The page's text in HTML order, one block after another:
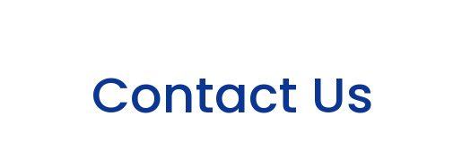
Contact Us